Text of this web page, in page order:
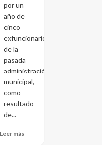
por un
año de
cinco
exfuncionarios
de la
pasada
administración
municipal,
como
resultado
de...
Leer más